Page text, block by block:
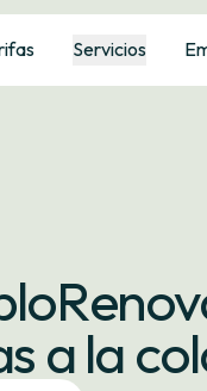
Servicios
a la